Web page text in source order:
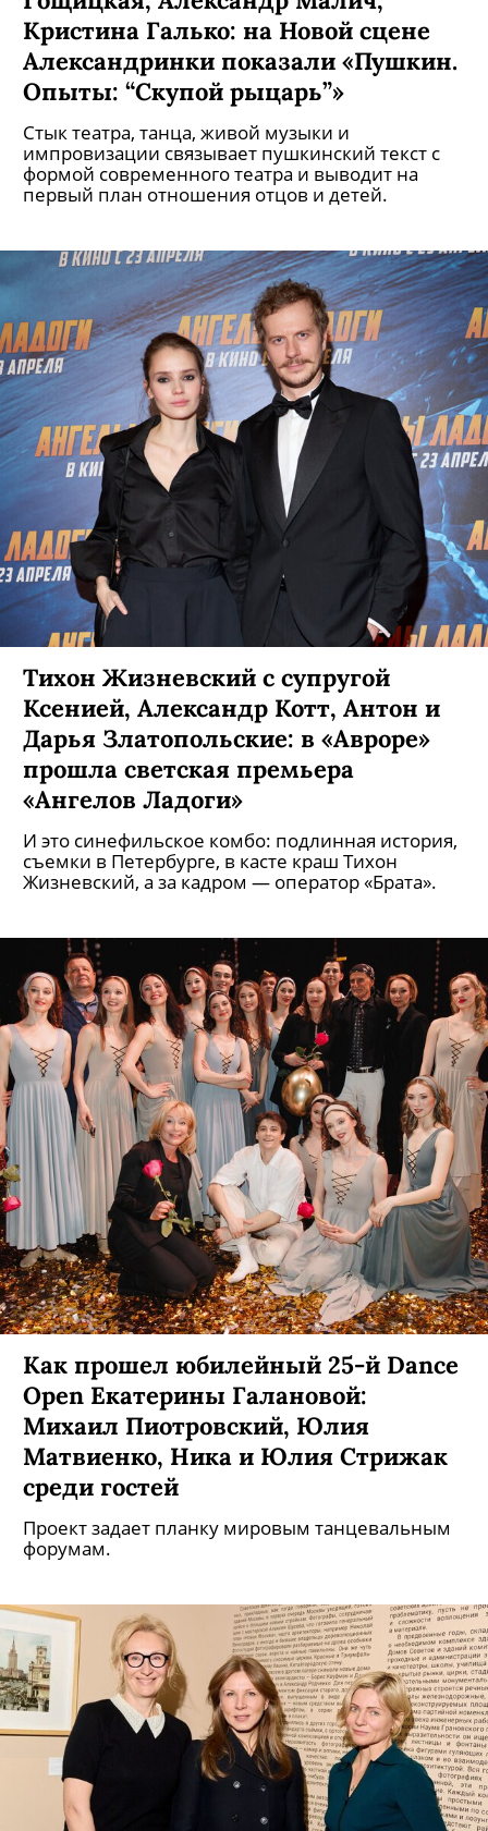
Кристина Галько: на Новой сцене
Александринки показали «Пушкин.
Опыты: “Скупой рыцарь”»
Стык театра, танца, живой музыки и
импровизации связывает пушкинский текст с
формой современного театра и выводит на
первый план отношения отцов и детей.
Тихон Жизневский с супругой
Ксенией, Александр Котт, Антон и
Дарья Златопольские: в «Авроре»
прошла светская премьера
«Ангелов Ладоги»
И это синефильское комбо: подлинная история,
съемки в Петербурге, в касте краш Тихон
Жизневский, а за кадром — оператор «Брата».
Как прошел юбилейный 25-й Dance
Open Екатерины Галановой:
Михаил Пиотровский, Юлия
Матвиенко, Ника и Юлия Стрижак
среди гостей
Проект задает планку мировым танцевальным
форумам.